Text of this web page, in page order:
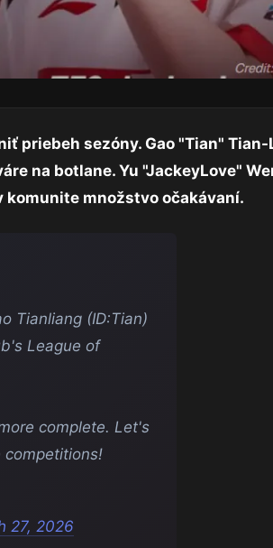
priebeh sezóny. Gao "Tian" Tian-
na botlane. Yu "JackeyLove"
komunite množstvo očakávaní.
Tianliang (ID:Tian)
League of
complete. Let's
competitions!
27, 2026